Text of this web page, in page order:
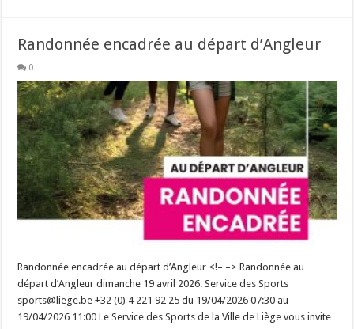
Randonnée encadrée au départ d’Angleur
0
Randonnée encadrée au départ d’Angleur <!– –> Randonnée au
départ d’Angleur dimanche 19 avril 2026. Service des Sports
sports@liege.be +32 (0) 4 221 92 25 du 19/04/2026 07:30 au
19/04/2026 11:00 Le Service des Sports de la Ville de Liège vous invite